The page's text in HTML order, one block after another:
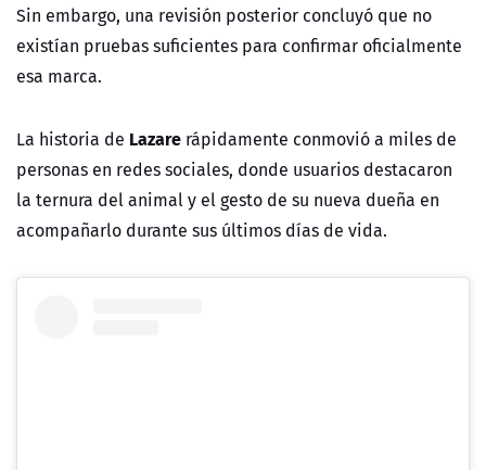
Sin embargo, una revisión posterior concluyó que no
existían pruebas suficientes para confirmar oficialmente
esa marca.
La historia de Lazare rápidamente conmovió a miles de
personas en redes sociales, donde usuarios destacaron
la ternura del animal y el gesto de su nueva dueña en
acompañarlo durante sus últimos días de vida.